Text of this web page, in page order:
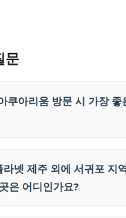
문
쿠아리움 방문 시 가장 좋
라넷 제주 외에 서귀포 지
은 어디인가요?